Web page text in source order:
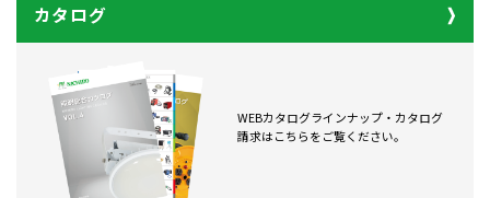
カタログ
WEBカタログラインナップ・カタログ
請求はこちらをご覧ください。